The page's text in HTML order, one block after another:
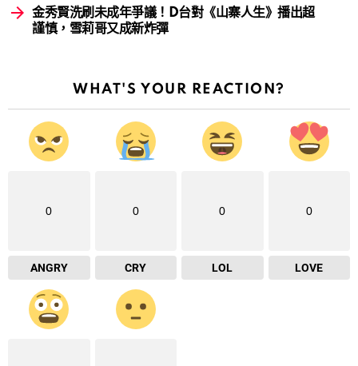
金秀賢洗刷未成年爭議！D台對《山寨人生》播出超
謹慎，雪莉哥又成新炸彈
WHAT'S YOUR REACTION?
0
ANGRY
0
CRY
0
LOL
0
LOVE